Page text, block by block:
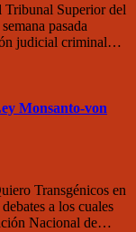
Superior del
pasada
judicial criminal…
Monsanto-von
Transgénicos en
a los cuales
Nacional de…